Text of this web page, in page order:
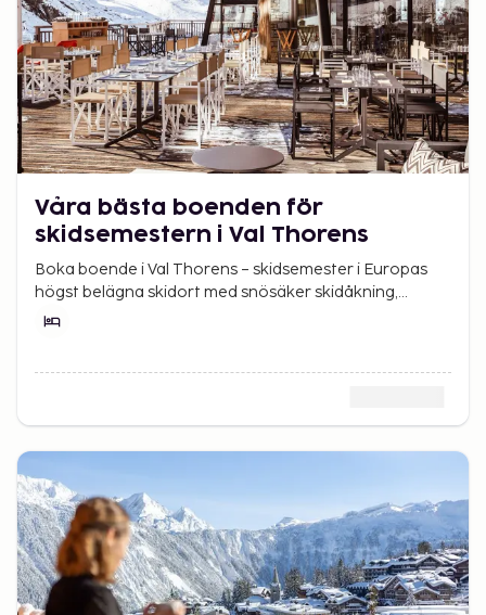
Våra bästa boenden för
skidsemestern i Val Thorens
Boka boende i Val Thorens – skidsemester i Europas
högst belägna skidort med snösäker skidåkning,
alpstämning och direkt tillgång till Les 3 Vallées.